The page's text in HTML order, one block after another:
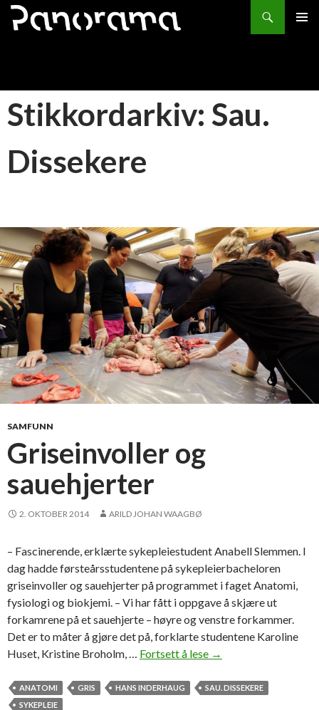
Søk
HOPP
Stikkordarkiv: Sau.
Dissekere
SAMFUNN
Griseinvoller og
sauehjerter
2. OKTOBER 2014 ARILD JOHAN WAAGBØ
– Fascinerende, erklærte sykepleiestudent Anabell Slemmen. I
dag hadde førsteårsstudentene på sykepleierbacheloren
griseinvoller og sauehjerter på programmet i faget Anatomi,
fysiologi og biokjemi. – Vi har fått i oppgave å skjære ut
forkamrene på et sauehjerte – høyre og venstre forkammer.
Det er to måter å gjøre det på, forklarte studentene Karoline
Huset, Kristine Broholm, … Fortsett å lese G
i
→
ANATOMI GRIS HANS INDERHAUG
SAU. DISSEKERE
SYKEPLEIE